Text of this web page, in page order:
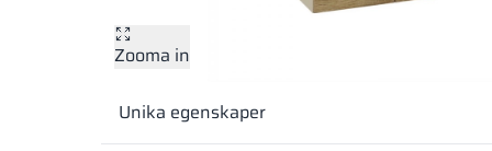
Zooma in
Unika egenskaper